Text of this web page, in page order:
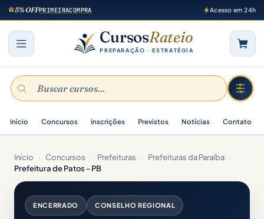
5% OFFPRIMEIRACOMPRA Acesso em 24h
CursosRateio
PREPARAÇÃO · ESTRATÉGIA
Início Concursos Inscrições Previstos Notícias Contato
Início › Concursos › Prefeituras › Prefeituras da Paraíba ›
Prefeitura de Patos - PB
ENCERRADO CONSELHO REGIONAL